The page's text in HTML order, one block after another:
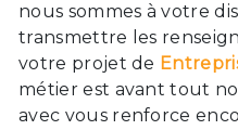
nous sommes à votre
transmettre les
votre projet de
métier est avant tout
avec vous renforce